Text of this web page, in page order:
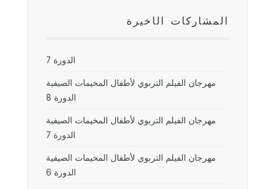
المشاركات الأخيرة
الدورة 7
مهرجان الفيلم التربوي لأطفال المخيمات الصيفية
الدورة 8
مهرجان الفيلم التربوي لأطفال المخيمات الصيفية
الدورة 7
مهرجان الفيلم التربوي لأطفال المخيمات الصيفية
الدورة 6